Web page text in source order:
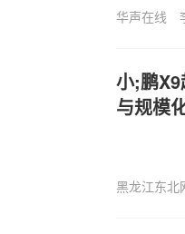
华声在线
小;鹏
与规模
黑龙江东北